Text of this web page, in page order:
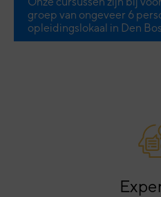
groep van ongeveer 6
opleidingslokaal in Den